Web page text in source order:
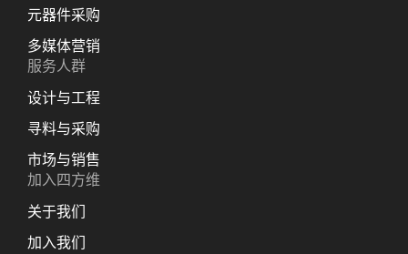
元器件采购
多媒体营销
服务人群
设计与工程
寻料与采购
市场与销售
加入四方维
关于我们
加入我们